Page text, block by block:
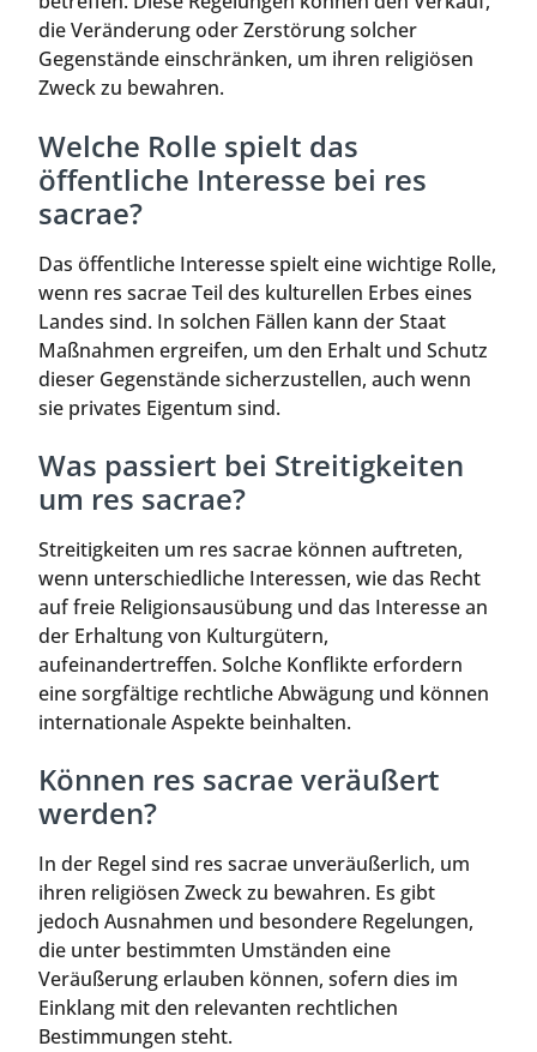
die Veränderung oder Zerstörung solcher
Gegenstände einschränken, um ihren religiösen
Zweck zu bewahren.
Welche Rolle spielt das
öffentliche Interesse bei res
sacrae?
Das öffentliche Interesse spielt eine wichtige Rolle,
wenn res sacrae Teil des kulturellen Erbes eines
Landes sind. In solchen Fällen kann der Staat
Maßnahmen ergreifen, um den Erhalt und Schutz
dieser Gegenstände sicherzustellen, auch wenn
sie privates Eigentum sind.
Was passiert bei Streitigkeiten
um res sacrae?
Streitigkeiten um res sacrae können auftreten,
wenn unterschiedliche Interessen, wie das Recht
auf freie Religionsausübung und das Interesse an
der Erhaltung von Kulturgütern,
aufeinandertreffen. Solche Konflikte erfordern
eine sorgfältige rechtliche Abwägung und können
internationale Aspekte beinhalten.
Können res sacrae veräußert
werden?
In der Regel sind res sacrae unveräußerlich, um
ihren religiösen Zweck zu bewahren. Es gibt
jedoch Ausnahmen und besondere Regelungen,
die unter bestimmten Umständen eine
Veräußerung erlauben können, sofern dies im
Einklang mit den relevanten rechtlichen
Bestimmungen steht.